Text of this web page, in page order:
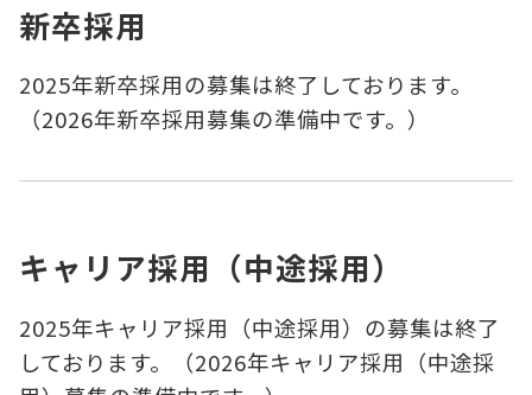
新卒採用
2025年新卒採用の募集は終了しております。
（2026年新卒採用募集の準備中です。）
キャリア採用（中途採用）
2025年キャリア採用（中途採用）の募集は終了
しております。（2026年キャリア採用（中途採